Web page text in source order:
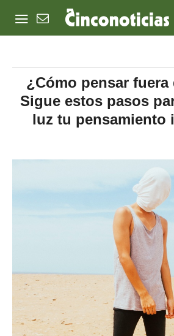
¿Cómo pensar fuera
Sigue estos pasos
luz tu pensamiento